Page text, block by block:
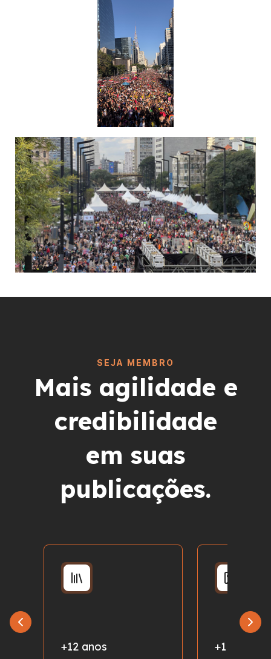
SEJA MEMBRO
Mais agilidade e
credibilidade
em suas
publicações.
+12 anos
+1 milhão